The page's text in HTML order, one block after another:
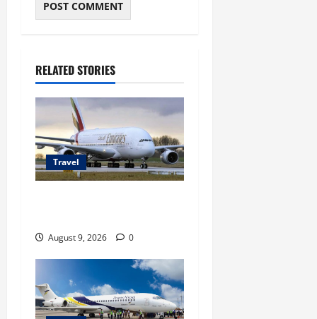
RELATED STORIES
Travel
August 9, 2026 0